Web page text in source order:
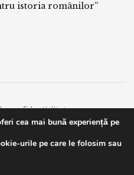
istoria românilor”
confidentialitate
Newsbpnews.
cea mai bună experiență pe
urile pe care le folosim sau
By continuing to use this
cookies being used. Visit our